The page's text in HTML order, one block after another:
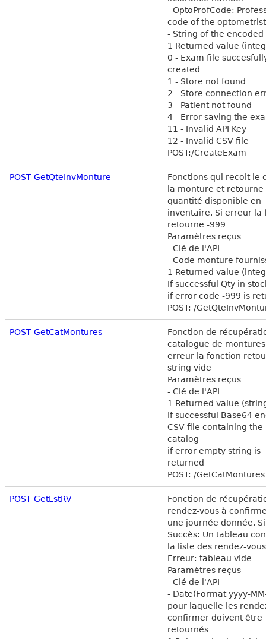
- OptoProfCode:
code of the optometrist
- String of the encoded
1 Returned value
0 - Exam file
created
1 - Store not found
2 - Store connection
3 - Patient not found
4 - Error saving the
11 - Invalid API Key
12 - Invalid CSV file
POST:/CreateExam
POST GetQteInvMonture
Fonctions qui recoit le
la monture et retourne
quantité disponible en
inventaire. Si erreur la
retourne -999
Paramètres reçus
- Clé de l'API
- Code monture
1 Returned value
If successful Qty in
if error code -999 is
POST: /
POST GetCatMontures
Fonction de
catalogue de
erreur la fonction
string vide
Paramètres reçus
- Clé de l'API
1 Returned value
If successful Base64
CSV file containing the
catalog
if error empty string is
returned
POST: /GetCatMontures
POST GetLstRV
Fonction de
rendez-vous à
une journée donnée. Si
Succès: Un tableau
la liste des rendez-
Erreur: tableau vide
Paramètres reçus
- Clé de l'API
- Date(Format yyyy-
pour laquelle les
confirmer doivent être
retournés